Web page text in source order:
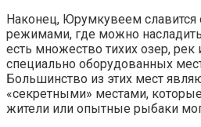
Наконец, Юрумкувеем
режимами, где можно
есть множество тихих озер, рек
специально оборудованных
Большинство из этих мест
«секретными» местами,
жители или опытные рыбаки